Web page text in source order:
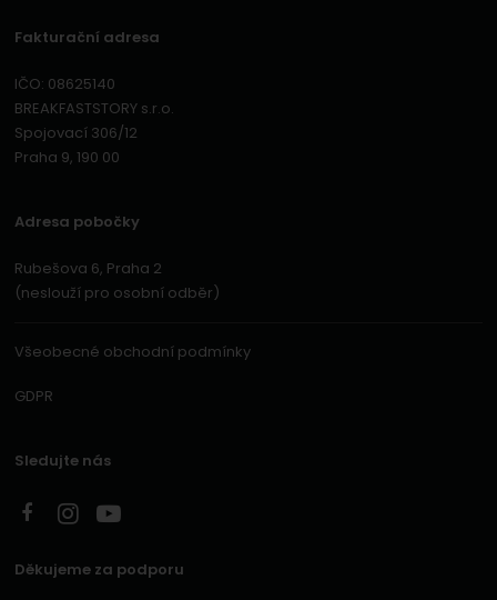
Fakturační adresa
IČO: 08625140
BREAKFASTSTORY s.r.o.
Spojovací 306/12
Praha 9, 190 00
Adresa pobočky
Rubešova 6, Praha 2
(neslouží pro osobní odběr)
Všeobecné obchodní podmínky
GDPR
Sledujte nás
Děkujeme za podporu